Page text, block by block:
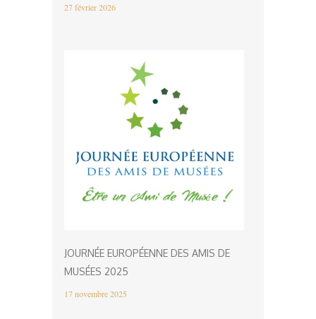
27 février 2026
JOURNÉE EUROPÉENNE DES AMIS DE
MUSÉES 2025
17 novembre 2025